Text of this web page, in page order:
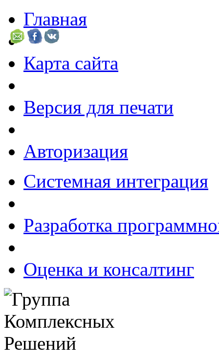
Главная
Карта сайта
Версия для печати
Авторизация
Системная интеграция
Разработка
Оценка и консалтинг